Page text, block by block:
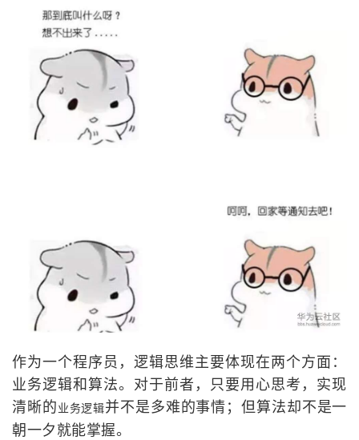
作为一个程序员，逻辑思维主要体现在两个方面：
业务逻辑和算法。对于前者，只要用心思考，实现
清晰的业务逻辑并不是多难的事情；但算法却不是一
朝一夕就能掌握。